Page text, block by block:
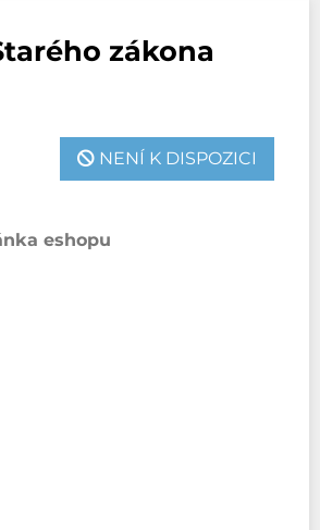
zákona
NENÍ K DISPOZICI
eshopu